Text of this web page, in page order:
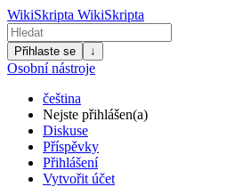
WikiSkripta WikiSkripta
Přihlaste se ↓
Osobní nástroje
čeština
Nejste přihlášen(a)
Diskuse
Příspěvky
Přihlášení
Vytvořit účet